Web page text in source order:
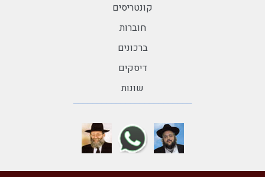
קונטריסים
חוברות
ברכונים
דיסקים
שונות